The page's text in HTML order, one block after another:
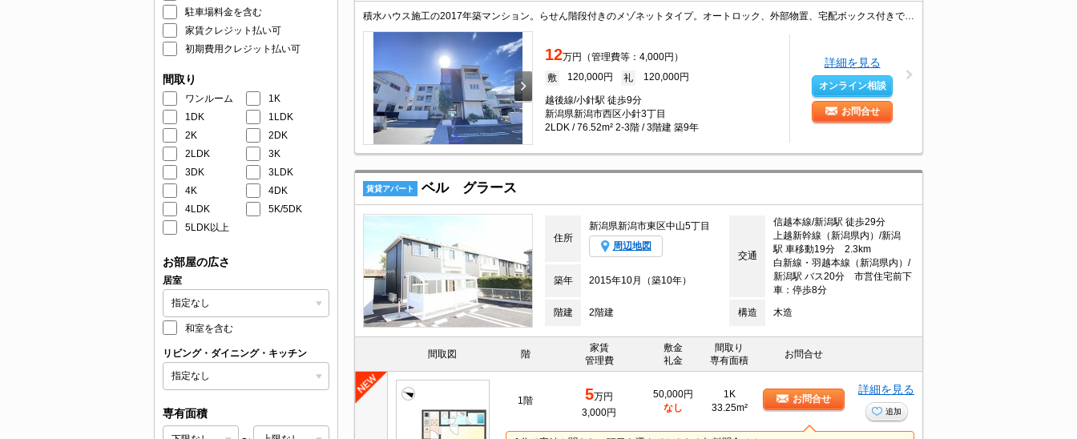
駐車場料金を含む
家賃クレジット払い可
初期費用クレジット払い可
間取り
ワンルーム
1K
1DK
1LDK
2K
2DK
2LDK
3K
3DK
3LDK
4K
4DK
4LDK
5K/5DK
5LDK以上
お部屋の広さ
居室
和室を含む
リビング・ダイニング・キッチン
専有面積
12万円（管理費等：4,000円）
敷 120,000円 礼 120,000円
越後線/小針駅 徒歩9分
新潟県新潟市西区小針3丁目
2LDK / 76.52m² 2-3階 / 3階建 築9年
詳細を見る
オンライン相談
お問合せ
賃貸アパート ベル グラース
住所
新潟県新潟市東区中山5丁目
周辺地図
交通
信越本線/新潟駅 徒歩29分
上越新幹線（新潟県内）/新潟
駅 車移動19分 2.3km
白新線・羽越本線（新潟県内）/
新潟駅 バス20分 市営住宅前下
車：停歩8分
築年 2015年10月（築10年）
階建 2階建 構造 木造
間取図 階
家賃
管理費
敷金
礼金
間取り
専有面積
お問合せ
1階 5万円
3,000円
50,000円
なし
1K
33.25m²
お問合せ
詳細を見る
追加